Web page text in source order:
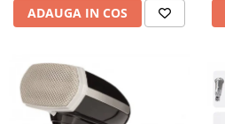
ADAUGA IN COS